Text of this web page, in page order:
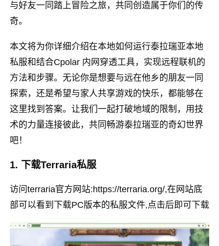
与好友一同踏上冒险之旅，共同创造属于你们的传
奇。
本文将为你详细介绍在本地如何运行泰拉瑞亚本地
私服和结合Cpolar 内网穿透工具，实现远程联机的
方法和步骤。无论你是想要与远在他乡的朋友一同
探索，还是希望与家人共享游戏的快乐，都能够在
这里找到答案。让我们一起打破地域的限制，用技
术的力量连接彼此，共同畅游泰拉瑞亚的奇幻世界
吧！
1. 下载Terraria私服
访问terraria官方网站:https://terraria.org/,在网站底
部可以看到下载PC版本的私服文件,点击后即可下载